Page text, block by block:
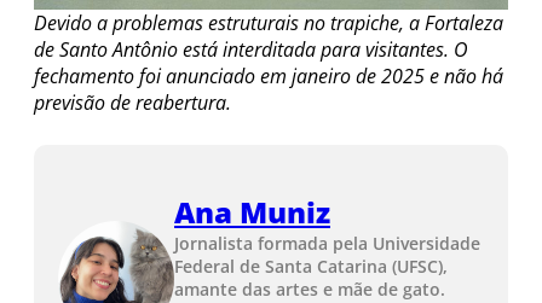
Devido a problemas estruturais no trapiche, a Fortaleza
de Santo Antônio está interditada para visitantes. O
fechamento foi anunciado em janeiro de 2025 e não há
previsão de reabertura.
Ana Muniz
Jornalista formada pela Universidade
Federal de Santa Catarina (UFSC),
amante das artes e mãe de gato.